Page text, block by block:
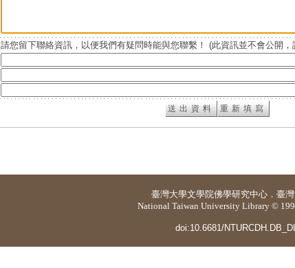
請您留下聯絡資訊，以便我們有疑問時能與您聯繫！ (此資訊並不會公開，
臺灣大學文學院佛學研究中心 ． 臺
National Taiwan University Library ©
doi:10.6681/